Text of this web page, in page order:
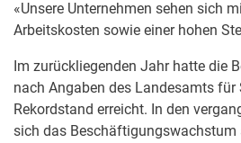
«Unsere Unternehmen sehen sich
Arbeitskosten sowie einer hohen
Im zurückliegenden Jahr hatte die
nach Angaben des Landesamts für
Rekordstand erreicht. In den
sich das Beschäftigungswachstum